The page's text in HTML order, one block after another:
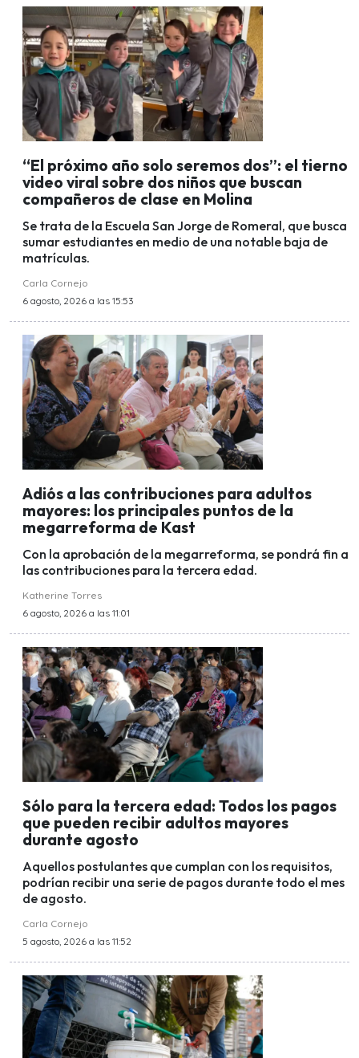
“El próximo año solo seremos dos”: el tierno
video viral sobre dos niños que buscan
compañeros de clase en Molina
Se trata de la Escuela San Jorge de Romeral, que busca
sumar estudiantes en medio de una notable baja de
matrículas.
Carla Cornejo
6 agosto, 2026 a las 15:53
Adiós a las contribuciones para adultos
mayores: los principales puntos de la
megarreforma de Kast
Con la aprobación de la megarreforma, se pondrá fin a
las contribuciones para la tercera edad.
Katherine Torres
6 agosto, 2026 a las 11:01
Sólo para la tercera edad: Todos los pagos
que pueden recibir adultos mayores
durante agosto
Aquellos postulantes que cumplan con los requisitos,
podrían recibir una serie de pagos durante todo el mes
de agosto.
Carla Cornejo
5 agosto, 2026 a las 11:52